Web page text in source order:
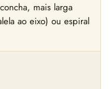
mais larga
ao eixo) ou espiral